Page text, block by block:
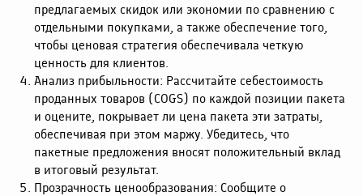
предлагаемых скидок или экономии по сравнению с
отдельными покупками, а также обеспечение того,
чтобы ценовая стратегия обеспечивала четкую
ценность для клиентов.
Анализ прибыльности: Рассчитайте себестоимость
проданных товаров (COGS) по каждой позиции пакета
и оцените, покрывает ли цена пакета эти затраты,
обеспечивая при этом маржу. Убедитесь, что
пакетные предложения вносят положительный вклад
в итоговый результат.
Прозрачность ценообразования: Сообщите о